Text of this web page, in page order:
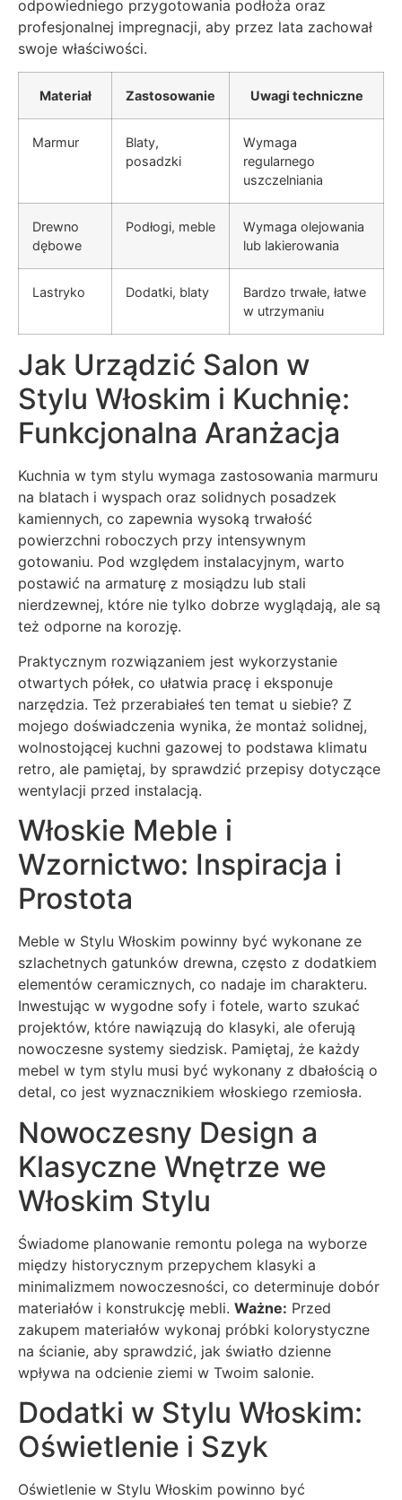
odpowiedniego przygotowania podłoża oraz
profesjonalnej impregnacji, aby przez lata zachował
swoje właściwości.
Materiał Zastosowanie Uwagi techniczne
Marmur
Blaty,
posadzki
Wymaga
regularnego
uszczelniania
Drewno
dębowe
Podłogi, meble
Wymaga olejowania
lub lakierowania
Lastryko Dodatki, blaty
Bardzo trwałe, łatwe
w utrzymaniu
Jak Urządzić Salon w
Stylu Włoskim i Kuchnię:
Funkcjonalna Aranżacja
Kuchnia w tym stylu wymaga zastosowania marmuru
na blatach i wyspach oraz solidnych posadzek
kamiennych, co zapewnia wysoką trwałość
powierzchni roboczych przy intensywnym
gotowaniu. Pod względem instalacyjnym, warto
postawić na armaturę z mosiądzu lub stali
nierdzewnej, które nie tylko dobrze wyglądają, ale są
też odporne na korozję.
Praktycznym rozwiązaniem jest wykorzystanie
otwartych półek, co ułatwia pracę i eksponuje
narzędzia. Też przerabiałeś ten temat u siebie? Z
mojego doświadczenia wynika, że montaż solidnej,
wolnostojącej kuchni gazowej to podstawa klimatu
retro, ale pamiętaj, by sprawdzić przepisy dotyczące
wentylacji przed instalacją.
Włoskie Meble i
Wzornictwo: Inspiracja i
Prostota
Meble w Stylu Włoskim powinny być wykonane ze
szlachetnych gatunków drewna, często z dodatkiem
elementów ceramicznych, co nadaje im charakteru.
Inwestując w wygodne sofy i fotele, warto szukać
projektów, które nawiązują do klasyki, ale oferują
nowoczesne systemy siedzisk. Pamiętaj, że każdy
mebel w tym stylu musi być wykonany z dbałością o
detal, co jest wyznacznikiem włoskiego rzemiosła.
Nowoczesny Design a
Klasyczne Wnętrze we
Włoskim Stylu
Świadome planowanie remontu polega na wyborze
między historycznym przepychem klasyki a
minimalizmem nowoczesności, co determinuje dobór
materiałów i konstrukcję mebli. Ważne: Przed
zakupem materiałów wykonaj próbki kolorystyczne
na ścianie, aby sprawdzić, jak światło dzienne
wpływa na odcienie ziemi w Twoim salonie.
Dodatki w Stylu Włoskim:
Oświetlenie i Szyk
Oświetlenie w Stylu Włoskim powinno być